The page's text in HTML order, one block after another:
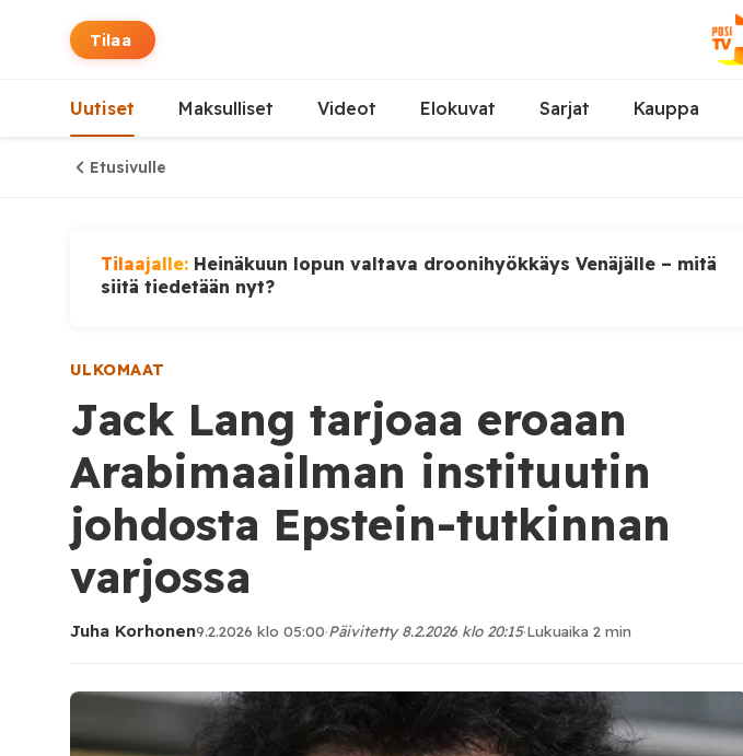
Tilaa
Uutiset Maksulliset Videot Elokuvat Sarjat Kauppa
Etusivulle
Tilaajalle: Heinäkuun lopun valtava droonihyökkäys Venäjälle – mitä
siitä tiedetään nyt?
ULKOMAAT
Jack Lang tarjoaa eroaan
Arabimaailman instituutin
johdosta Epstein-tutkinnan
varjossa
Juha Korhonen9.2.2026 klo 05:00·Päivitetty 8.2.2026 klo 20:15·Lukuaika 2 min